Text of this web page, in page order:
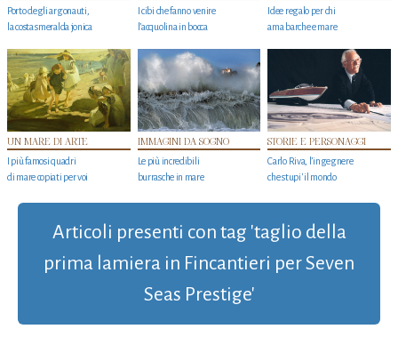
Porto degli argonauti,
la costa smeralda jonica
I cibi che fanno venire
l’acquolina in bocca
Idee regalo per chi
ama barche e mare
UN MARE DI ARTE
I più famosi quadri
di mare copiati per voi
IMMAGINI DA SOGNO
Le più incredibili
burrasche in mare
STORIE E PERSONAGGI
Carlo Riva, l’ingegnere
che stupi' il mondo
Articoli presenti con tag 'taglio della
prima lamiera in Fincantieri per Seven
Seas Prestige'